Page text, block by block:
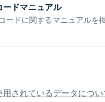
ドマニュアル
ードに関するマニュアルを
されているデータについ